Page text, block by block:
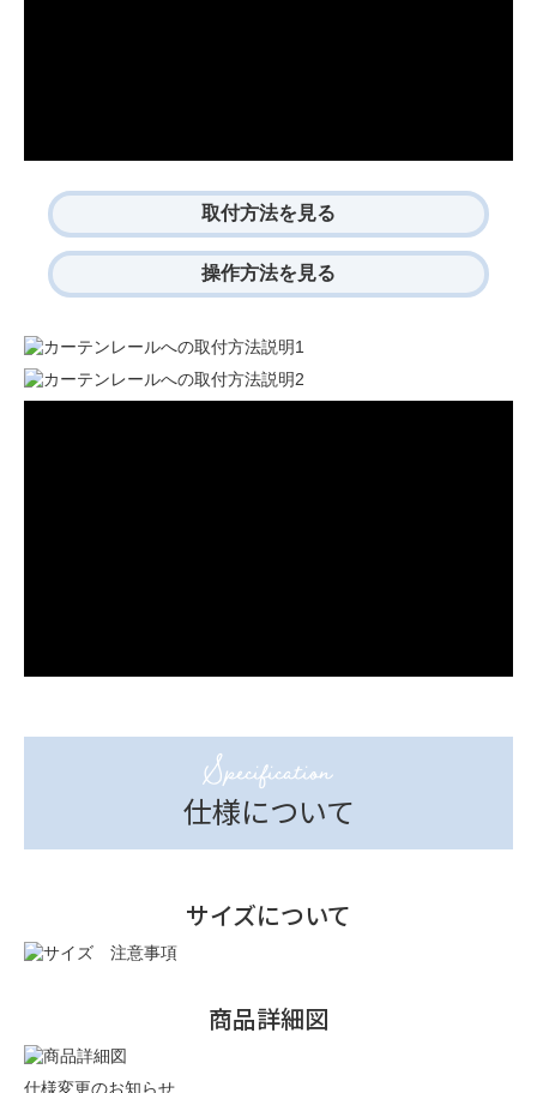
取付方法を見る
操作方法を見る
Specification
仕様について
サイズについて
商品詳細図
仕様変更のお知らせ